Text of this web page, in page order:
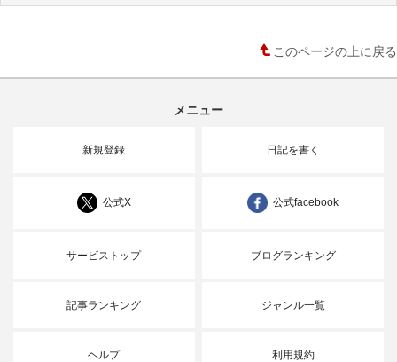
このページの上に戻る
メニュー
新規登録 日記を書く
公式X 公式facebook
サービストップ ブログランキング
記事ランキング ジャンル一覧
ヘルプ 利用規約